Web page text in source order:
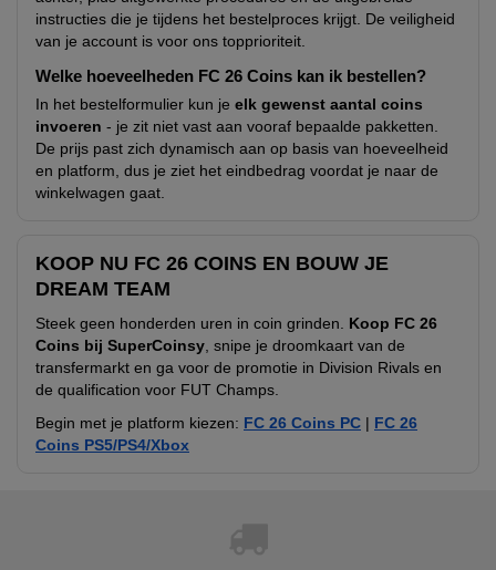
instructies die je tijdens het bestelproces krijgt. De veiligheid
van je account is voor ons topprioriteit.
Welke hoeveelheden FC 26 Coins kan ik bestellen?
In het bestelformulier kun je elk gewenst aantal coins
invoeren - je zit niet vast aan vooraf bepaalde pakketten.
De prijs past zich dynamisch aan op basis van hoeveelheid
en platform, dus je ziet het eindbedrag voordat je naar de
winkelwagen gaat.
KOOP NU FC 26 COINS EN BOUW JE
DREAM TEAM
Steek geen honderden uren in coin grinden.
Koop FC 26
Coins bij SuperCoinsy , snipe je droomkaart van de
transfermarkt en ga voor de promotie in Division Rivals en
de qualification voor FUT Champs.
Begin met je platform kiezen: FC 26 Coins PC
FC 26
Coins PS5/PS4/Xbox